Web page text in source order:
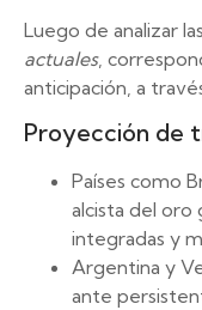
Luego de analizar las
actuales,
anticipación, a
Proyección de
Países como
alcista del oro
integradas y
Argentina y
ante